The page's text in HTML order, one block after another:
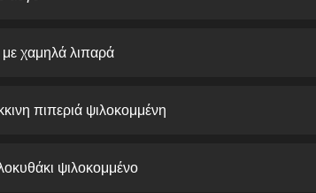
χαμηλά λιπαρά
πιπεριά ψιλοκομμένη
ψιλοκομμένο